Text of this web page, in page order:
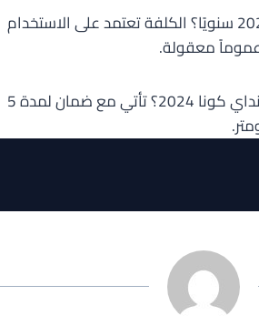
كم يكلف صيانة كونا 2024 سنويًا؟ الكلفة تعتمد على الاستخدام
عموماً معقولة.
ما هي مدة ضمان هيونداي كونا 2024؟ تأتي مع ضمان لمدة 5